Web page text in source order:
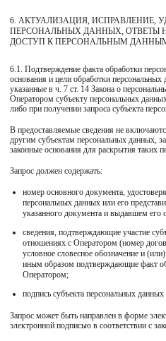
6. АКТУАЛИЗАЦИЯ, ИСПРАВЛЕНИЕ,
ПЕРСОНАЛЬНЫХ ДАННЫХ, ОТВЕТЫ
ДОСТУП К ПЕРСОНАЛЬНЫМ
6.1. Подтверждение факта обработки
основания и цели обработки
указанные в ч. 7 ст. 14 Закона о
Оператором субъекту персональных
либо при получении запроса субъекта
В предоставляемые сведения не
другим субъектам персональных данных,
законные основания для раскрытия таких
Запрос должен содержать:
номер основного документа,
персональных данных или его
указанного документа и выдавшем его
сведения, подтверждающие участие
отношениях с Оператором (номер
условное словесное обозначение и
иным образом подтверждающие факт
Оператором;
подпись субъекта персональных данных
Запрос может быть направлен в форме
электронной подписью в соответствии с